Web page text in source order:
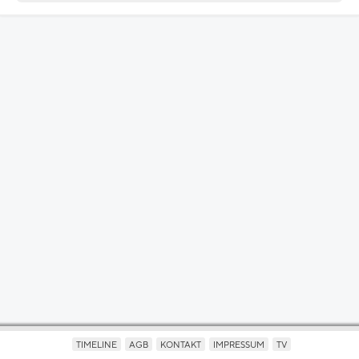
TIMELINE AGB KONTAKT IMPRESSUM TV